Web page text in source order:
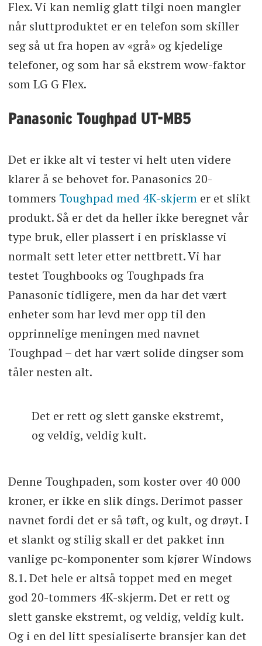
Flex. Vi kan nemlig glatt tilgi noen mangler
når sluttproduktet er en telefon som skiller
seg så ut fra hopen av «grå» og kjedelige
telefoner, og som har så ekstrem wow-faktor
som LG G Flex.
Panasonic Toughpad UT-MB5
Det er ikke alt vi tester vi helt uten videre
klarer å se behovet for. Panasonics 20-
tommers Toughpad med 4K-skjermer et slikt
produkt. Så er det da heller ikke beregnet vår
type bruk, eller plassert i en prisklasse vi
normalt sett leter etter nettbrett. Vi har
testet Toughbooks og Toughpads fra
Panasonic tidligere, men da har det vært
enheter som har levd mer opp til den
opprinnelige meningen med navnet
Toughpad – det har vært solide dingser som
tåler nesten alt.
Det er rett og slett ganske ekstremt,
og veldig, veldig kult.
Denne Toughpaden, som koster over 40 000
kroner, er ikke en slik dings. Derimot passer
navnet fordi det er så tøft, og kult, og drøyt. I
et slankt og stilig skall er det pakket inn
vanlige pc-komponenter som kjører Windows
8.1. Det hele er altså toppet med en meget
god 20-tommers 4K-skjerm. Det er rett og
slett ganske ekstremt, og veldig, veldig kult.
Og i en del litt spesialiserte bransjer kan det